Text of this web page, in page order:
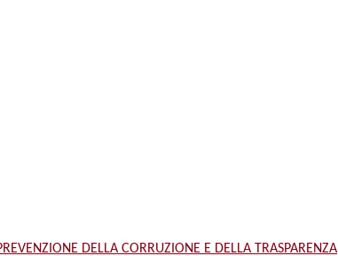
DELLA CORRUZIONE E DELLA TRASPARENZA